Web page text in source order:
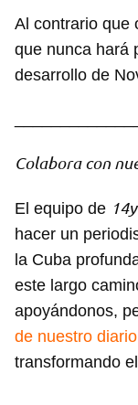
Al contrario que
que nunca hará
desarrollo de
Colabora con
El equipo de
hacer un
la Cuba
este largo
apoyándonos,
de nuestro diario
transformando